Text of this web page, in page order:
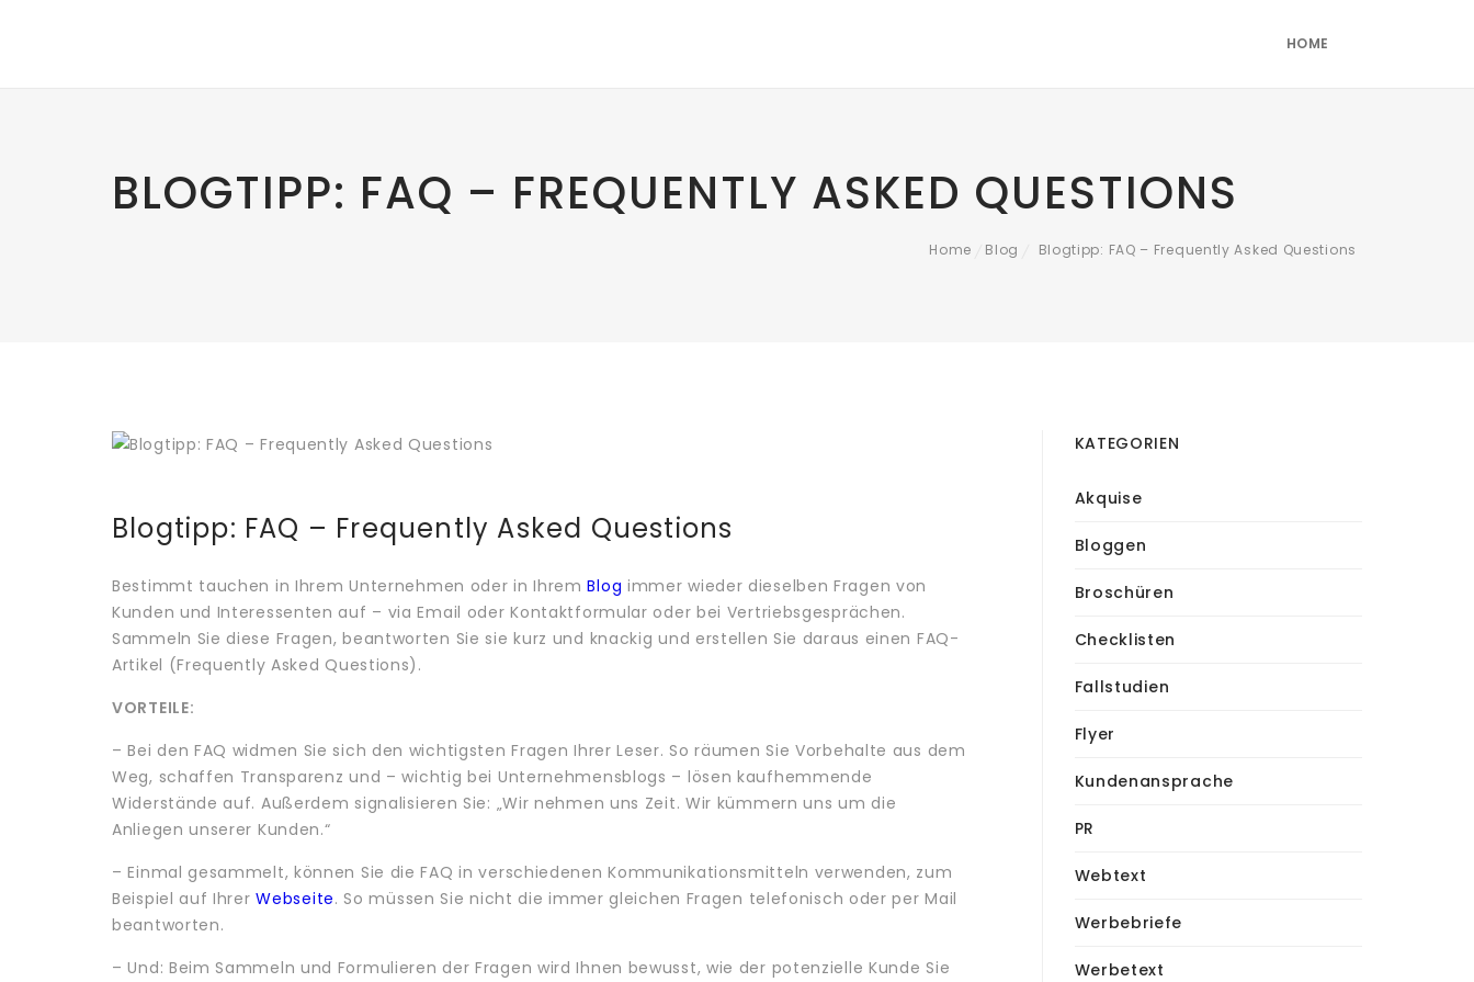
HOME
BLOGTIPP: FAQ – FREQUENTLY ASKED QUESTIONS
Home Blog Blogtipp: FAQ – Frequently Asked Questions
Blogtipp: FAQ – Frequently Asked Questions
Bestimmt tauchen in Ihrem Unternehmen oder in IhremBlog immer wieder dieselben Fragen von
Kunden und Interessenten auf – via Email oder Kontaktformular oder bei Vertriebsgesprächen.
Sammeln Sie diese Fragen, beantworten Sie sie kurz und knackig und erstellen Sie daraus einen FAQ-
Artikel (Frequently Asked Questions).
VORTEILE:
– Bei den FAQ widmen Sie sich den wichtigsten Fragen Ihrer Leser. So räumen Sie Vorbehalte aus dem
Weg, schaffen Transparenz und – wichtig bei Unternehmensblogs – lösen kaufhemmende
Widerstände auf. Außerdem signalisieren Sie: „Wir nehmen uns Zeit. Wir kümmern uns um die
Anliegen unserer Kunden.“
– Einmal gesammelt, können Sie die FAQ in verschiedenen Kommunikationsmitteln verwenden, zum
Beispiel auf IhrerWebseite. So müssen Sie nicht die immer gleichen Fragen telefonisch oder per Mail
beantworten.
– Und: Beim Sammeln und Formulieren der Fragen wird Ihnen bewusst, wie der potenzielle Kunde Sie
KATEGORIEN
Akquise
Bloggen
Broschüren
Checklisten
Fallstudien
Flyer
Kundenansprache
PR
Webtext
Werbebriefe
Werbetext